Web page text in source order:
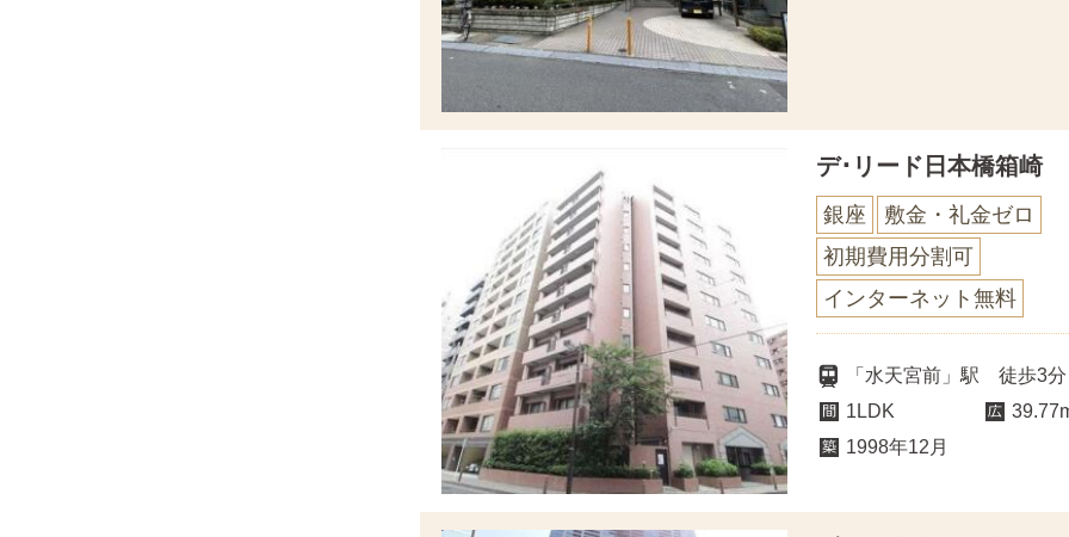
デ･リード日本橋箱崎
銀座
敷金・礼金ゼロ
初期費用分割可
インターネット無料
「水天宮前」駅 徒歩3分
1LDK
1998年12月